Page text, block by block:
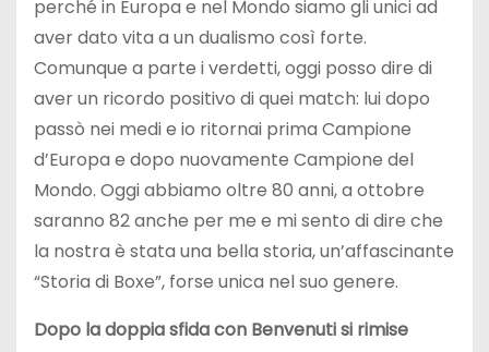
perché in Europa e nel Mondo siamo gli unici ad
aver dato vita a un dualismo così forte.
Comunque a parte i verdetti, oggi posso dire di
aver un ricordo positivo di quei match: lui dopo
passò nei medi e io ritornai prima Campione
d’Europa e dopo nuovamente Campione del
Mondo. Oggi abbiamo oltre 80 anni, a ottobre
saranno 82 anche per me e mi sento di dire che
la nostra è stata una bella storia, un’affascinante
“Storia di Boxe”, forse unica nel suo genere.
Dopo la doppia sfida con Benvenuti si rimise